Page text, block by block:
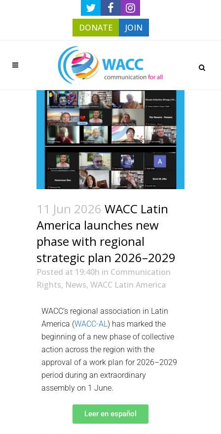
DONATE JOIN
11 Jun 2026 WACC Latin
America launches new
phase with regional
strategic plan 2026–2029
Posted at 19:40h in Communication
Rights, News, WACC Latin America
WACC’s regional association in Latin
America (WACC-AL ) has marked the
beginning of a new phase of collective
action across the region with the
approval of a work plan for 2026–2029
period during an extraordinary
assembly on 1 June.
Leer en español